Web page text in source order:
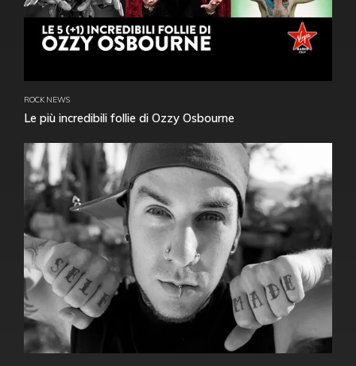
ROCK NEWS
Le più incredibili follie di Ozzy Osbourne